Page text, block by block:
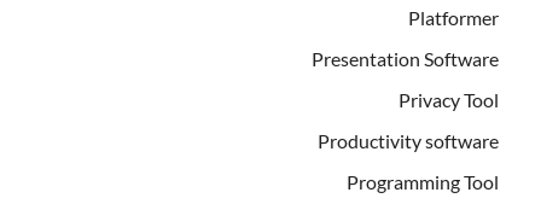
Platformer
Presentation Software
Privacy Tool
Productivity software
Programming Tool